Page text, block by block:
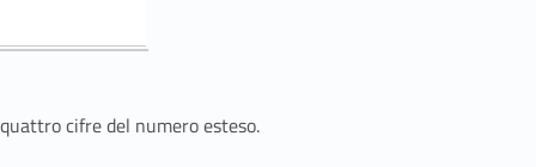
cifre del numero esteso.